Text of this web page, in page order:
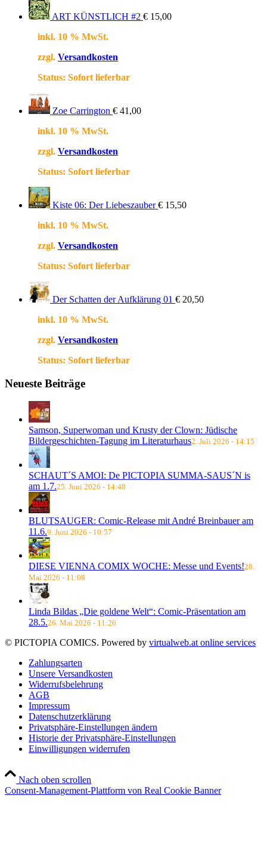
ART KÜNSTLICH #2 € 15,00
inkl. 10 % MwSt.
zzgl. Versandkosten
Status: Sofort lieferbar
Zoe Carrington € 41,00
inkl. 10 % MwSt.
zzgl. Versandkosten
Status: Sofort lieferbar
Kiste 06: Der Liebeszauber € 15,50
inkl. 10 % MwSt.
zzgl. Versandkosten
Status: Sofort lieferbar
Der Schatten der Aufklärung 01 € 20,50
inkl. 10 % MwSt.
zzgl. Versandkosten
Status: Sofort lieferbar
Neueste Beiträge
Samson, Superwoman und Krusty der Clown: Jüdische
Bildergeschichten-Tagung im Literaturhaus2. Juli 2026 - 14:15
SCHAUT´S AMOI: De PICTOPIA SUMMA-SAUS´N is
am 1.7.25. Juni 2026 - 14:48
BLUTSAUGER: Comic-Release mit André Breinbauer am
11.6.9. Juni 2026 - 10:57
DIESE VIENNA COMIX WOCHE: Messe und Events!28.
Mai 2026 - 11:08
Linda Bildas „Die goldene Welt“: Comic-Präsentation am
28.5.26. Mai 2026 - 11:26
© PICTOPIA COMICS. Powered by virtualweb.at online services
Zahlungsarten
Unsere Versandkosten
Widerrufsbelehrung
AGB
Impressum
Datenschutzerklärung
Privatsphäre-Einstellungen ändern
Historie der Privatsphäre-Einstellungen
Einwilligungen widerrufen
Nach oben scrollen
Consent-Management-Plattform von Real Cookie Banner